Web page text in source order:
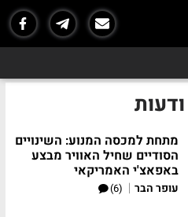
מתחת למכסה המנוע: השינויים
הסודיים שחיל האוויר מבצע
באפאצ'י האמריקאי
עופר הבר |
(6)